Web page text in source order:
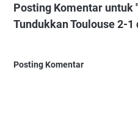
Posting Komentar untuk
Tundukkan Toulouse 2-
Posting Komentar